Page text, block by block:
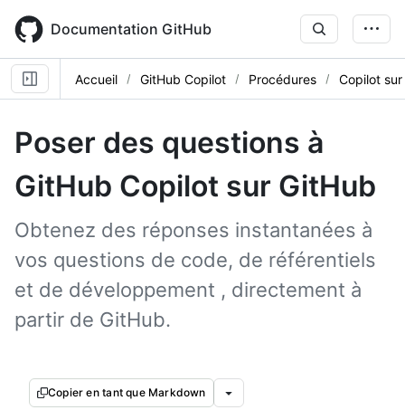
main
content
Documentation GitHub
Accueil GitHub Copilot Procédures Copilot
Poser des questions à
GitHub Copilot sur GitHub
Obtenez des réponses instantanées à
vos questions de code, de référentiels
et de développement , directement à
partir de GitHub.
Copier en tant que Markdown